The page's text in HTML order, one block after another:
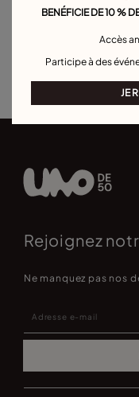
Bracelet manchette
Bracelets pour hommes
Bracelets de
Rejoignez
Ne manquez pas nos
BENÉFICIE DE 10 %
Accès
Participe à des
JE